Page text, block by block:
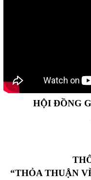
HỘI ĐỒNG
“THỎA THUẬN